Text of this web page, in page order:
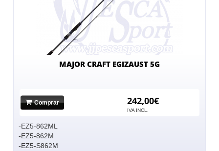
MAJOR CRAFT EGIZAUST 5G
Comprar 242,00€
IVA INCL.
-EZ5-862ML
-EZ5-862M
-EZ5-S862M